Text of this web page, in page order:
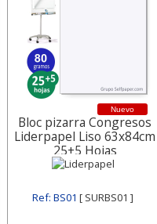
Nuevo
Bloc pizarra Congresos
Liderpapel Liso 63x84cm
25+5 Hojas
Ref: BS01[ SURBS01 ]